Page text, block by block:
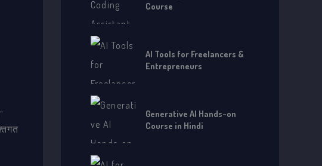
Course
AI Tools for Freelancers &
Entrepreneurs
Generative AI Hands-on
Course in Hindi